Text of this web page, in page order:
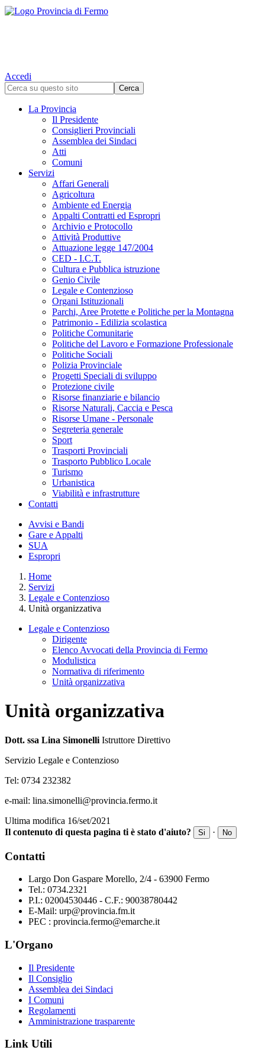
Accedi
La Provincia
Il Presidente
Consiglieri Provinciali
Assemblea dei Sindaci
Atti
Comuni
Servizi
Affari Generali
Agricoltura
Ambiente ed Energia
Appalti Contratti ed Espropri
Archivio e Protocollo
Attività Produttive
Attuazione legge 147/2004
CED - I.C.T.
Cultura e Pubblica istruzione
Genio Civile
Legale e Contenzioso
Organi Istituzionali
Parchi, Aree Protette e Politiche per la Montagna
Patrimonio - Edilizia scolastica
Politiche Comunitarie
Politiche del Lavoro e Formazione Professionale
Politiche Sociali
Polizia Provinciale
Progetti Speciali di sviluppo
Protezione civile
Risorse finanziarie e bilancio
Risorse Naturali, Caccia e Pesca
Risorse Umane - Personale
Segreteria generale
Sport
Trasporti Provinciali
Trasporto Pubblico Locale
Turismo
Urbanistica
Viabilità e infrastrutture
Contatti
Avvisi e Bandi
Gare e Appalti
SUA
Espropri
Home
Servizi
Legale e Contenzioso
Unità organizzativa
Legale e Contenzioso
Dirigente
Elenco Avvocati della Provincia di Fermo
Modulistica
Normativa di riferimento
Unità organizzativa
Unità organizzativa
Dott. ssa Lina Simonelli Istruttore Direttivo
Servizio Legale e Contenzioso
Tel: 0734 232382
e-mail: lina.simonelli@provincia.fermo.it
Ultima modifica 16/set/2021
Il contenuto di questa pagina ti è stato d'aiuto?
Si · No
Contatti
Largo Don Gaspare Morello, 2/4 - 63900 Fermo
Tel.: 0734.2321
P.I.: 02004530446 - C.F.: 90038780442
E-Mail: urp@provincia.fm.it
PEC : provincia.fermo@emarche.it
L'Organo
Il Presidente
Il Consiglio
Assemblea dei Sindaci
I Comuni
Regolamenti
Amministrazione trasparente
Link Utili